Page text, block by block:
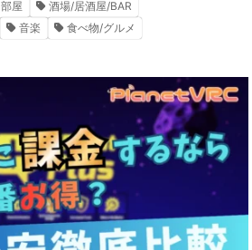
部屋
酒場/居酒屋/BAR
音楽 食べ物/グルメ